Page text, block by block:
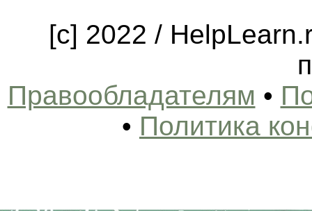
[c] 2022 /
Правообладателям •
• Политика